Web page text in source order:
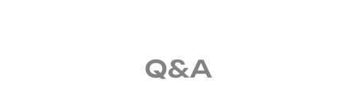
Q&A